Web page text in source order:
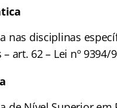
nas disciplinas
art. 62 – Lei nº 9394/